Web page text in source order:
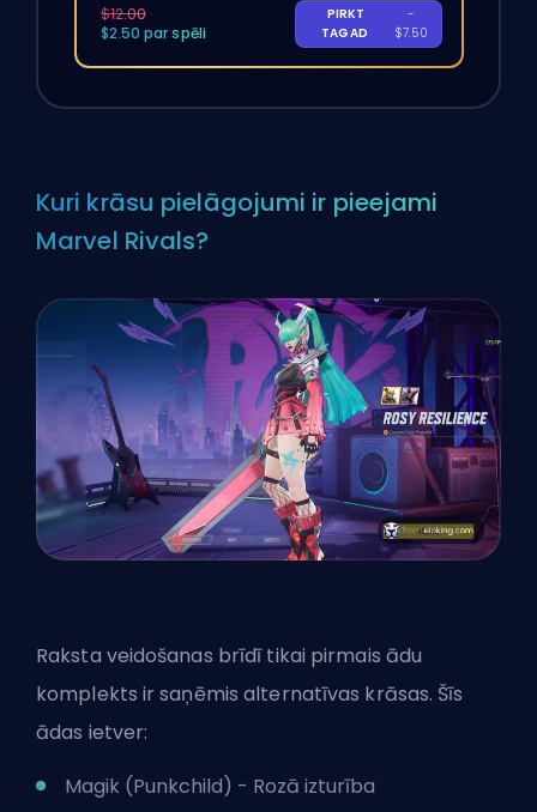
$12.00
$2.50 par spēli
PIRKT
TAGAD
-
$7.50
Kuri krāsu pielāgojumi ir pieejami
Marvel Rivals?
Raksta veidošanas brīdī tikai pirmais ādu
komplekts ir saņēmis alternatīvas krāsas. Šīs
ādas ietver:
Magik (Punkchild) - Rozā izturība